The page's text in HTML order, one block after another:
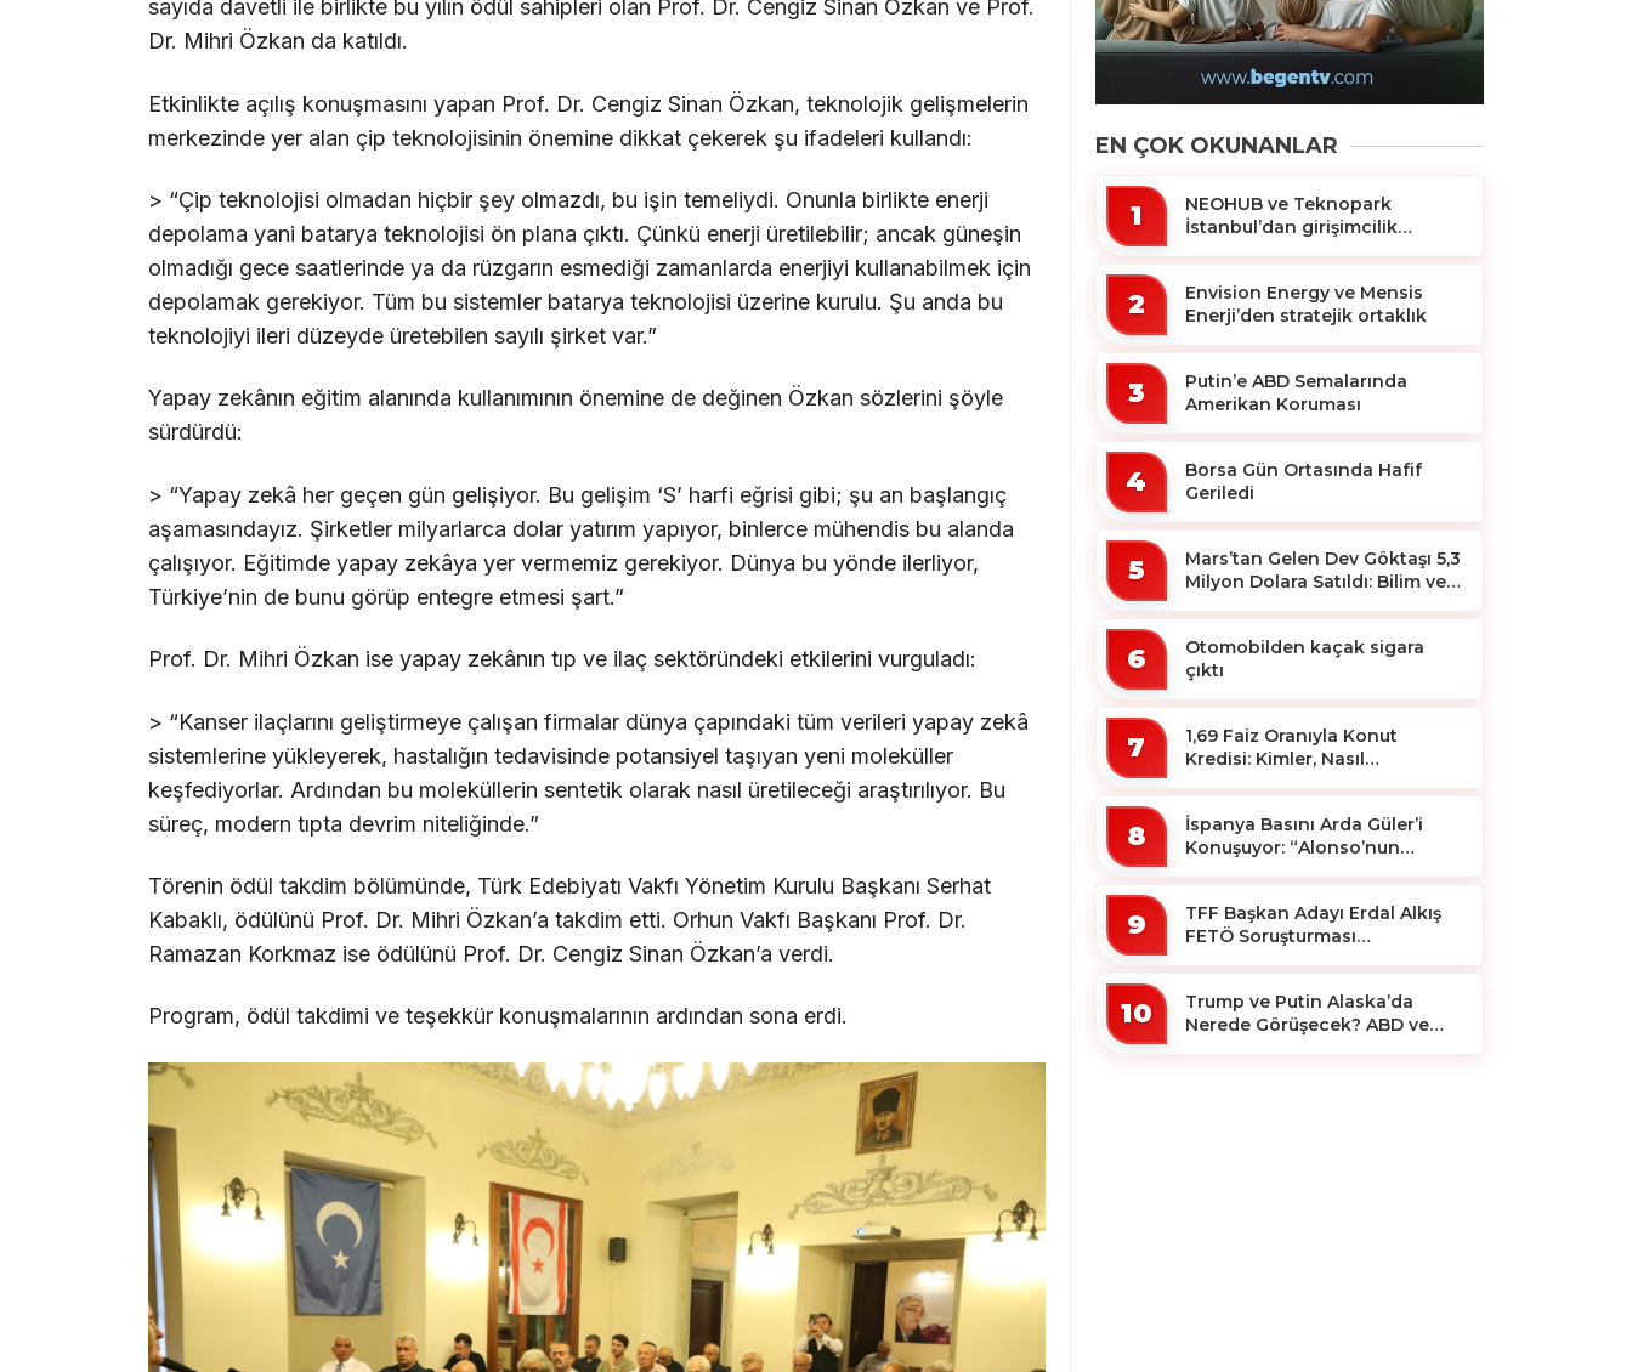
sayıda davetli ile birlikte bu yılın ödül sahipleri olan Prof. Dr. Cengiz Sinan Özkan ve Prof.
Dr. Mihri Özkan da katıldı.
Etkinlikte açılış konuşmasını yapan Prof. Dr. Cengiz Sinan Özkan, teknolojik gelişmelerin
merkezinde yer alan çip teknolojisinin önemine dikkat çekerek şu ifadeleri kullandı:
> “Çip teknolojisi olmadan hiçbir şey olmazdı, bu işin temeliydi. Onunla birlikte enerji
depolama yani batarya teknolojisi ön plana çıktı. Çünkü enerji üretilebilir; ancak güneşin
olmadığı gece saatlerinde ya da rüzgarın esmediği zamanlarda enerjiyi kullanabilmek için
depolamak gerekiyor. Tüm bu sistemler batarya teknolojisi üzerine kurulu. Şu anda bu
teknolojiyi ileri düzeyde üretebilen sayılı şirket var.”
Yapay zekânın eğitim alanında kullanımının önemine de değinen Özkan sözlerini şöyle
sürdürdü:
> “Yapay zekâ her geçen gün gelişiyor. Bu gelişim ‘S’ harfi eğrisi gibi; şu an başlangıç
aşamasındayız. Şirketler milyarlarca dolar yatırım yapıyor, binlerce mühendis bu alanda
çalışıyor. Eğitimde yapay zekâya yer vermemiz gerekiyor. Dünya bu yönde ilerliyor,
Türkiye’nin de bunu görüp entegre etmesi şart.”
Prof. Dr. Mihri Özkan ise yapay zekânın tıp ve ilaç sektöründeki etkilerini vurguladı:
> “Kanser ilaçlarını geliştirmeye çalışan firmalar dünya çapındaki tüm verileri yapay zekâ
sistemlerine yükleyerek, hastalığın tedavisinde potansiyel taşıyan yeni moleküller
keşfediyorlar. Ardından bu moleküllerin sentetik olarak nasıl üretileceği araştırılıyor. Bu
süreç, modern tıpta devrim niteliğinde.”
Törenin ödül takdim bölümünde, Türk Edebiyatı Vakfı Yönetim Kurulu Başkanı Serhat
Kabaklı, ödülünü Prof. Dr. Mihri Özkan’a takdim etti. Orhun Vakfı Başkanı Prof. Dr.
Ramazan Korkmaz ise ödülünü Prof. Dr. Cengiz Sinan Özkan’a verdi.
Program, ödül takdimi ve teşekkür konuşmalarının ardından sona erdi.
EN ÇOK OKUNANLAR
1
NEOHUB ve Teknopark
İstanbul’dan girişimcilik
2
Envision Energy ve Mensis
Enerji’den stratejik ortaklık
3
Putin’e ABD Semalarında
Amerikan Koruması
4
Borsa Gün Ortasında Hafif
Geriledi
5
Mars’tan Gelen Dev Göktaşı 5,3
Milyon Dolara Satıldı: Bilim ve
6
Otomobilden kaçak sigara
çıktı
7
1,69 Faiz Oranıyla Konut
Kredisi: Kimler, Nasıl
8
İspanya Basını Arda Güler’i
Konuşuyor: “Alonso’nun
9
TFF Başkan Adayı Erdal Alkış
FETÖ Soruşturması
10
Trump ve Putin Alaska’da
Nerede Görüşecek? ABD ve